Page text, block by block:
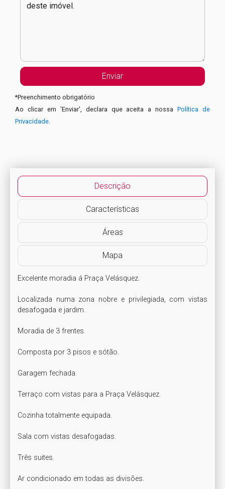
*Preenchimento obrigatório
Ao clicar em 'Enviar', declara que aceita a nossaPolítica de
Privacidade
Descrição
Características
Áreas
Mapa
Excelente moradia á Praça Velásquez.
Localizada numa zona nobre e privilegiada, com vistas
desafogada e jardim.
Moradia de 3 frentes.
Composta por 3 pisos e sótão.
Garagem fechada.
Terraço com vistas para a Praça Velásquez.
Cozinha totalmente equipada.
Sala com vistas desafogadas.
Três suites.
Ar condicionado em todas as divisões.